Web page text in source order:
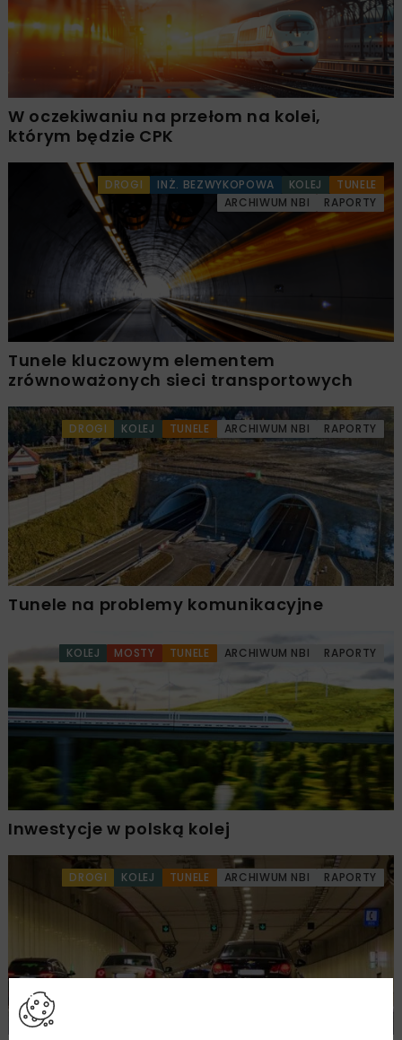
W oczekiwaniu na przełom na kolei,
którym będzie CPK
DROGI INŻ. BEZWYKOPOWA KOLEJ
TUNELE
ARCHIWUM NBI
RAPORTY
Tunele kluczowym elementem
zrównoważonych sieci transportowych
DROGI KOLEJ TUNELE ARCHIWUM NBI RAPORTY
Tunele na problemy komunikacyjne
KOLEJ MOSTY TUNELE ARCHIWUM NBI RAPORTY
Inwestycje w polską kolej
DROGI KOLEJ TUNELE ARCHIWUM NBI RAPORTY